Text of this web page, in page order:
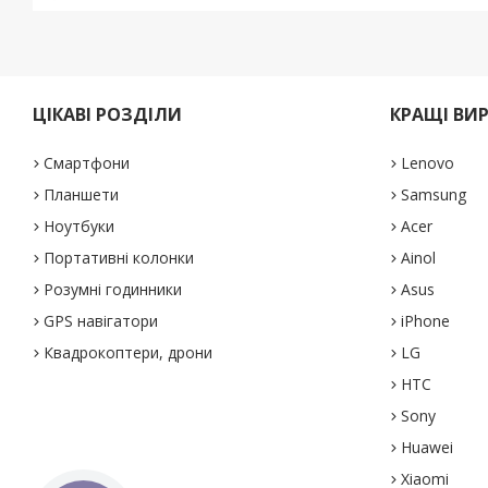
ЦІКАВІ РОЗДІЛИ
Смартфони
Планшети
Ноутбуки
Портативні колонки
Розумні годинники
GPS навігатори
Квадрокоптери, дрони
КРАЩІ
Lenovo
Samsung
Acer
Ainol
Asus
iPhone
LG
HTC
Sony
Huawei
Xiaomi